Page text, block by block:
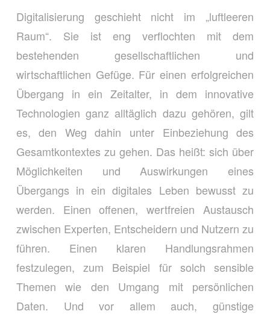
Digitalisierung geschieht nicht im „luftleeren
Raum“. Sie ist eng verflochten mit dem
bestehenden gesellschaftlichen und
wirtschaftlichen Gefüge. Für einen erfolgreichen
Übergang in ein Zeitalter, in dem innovative
Technologien ganz alltäglich dazu gehören, gilt
es, den Weg dahin unter Einbeziehung des
Gesamtkontextes zu gehen. Das heißt: sich über
Möglichkeiten und Auswirkungen eines
Übergangs in ein digitales Leben bewusst zu
werden. Einen offenen, wertfreien Austausch
zwischen Experten, Entscheidern und Nutzern zu
führen. Einen klaren Handlungsrahmen
festzulegen, zum Beispiel für solch sensible
Themen wie den Umgang mit persönlichen
Daten. Und vor allem auch, günstige